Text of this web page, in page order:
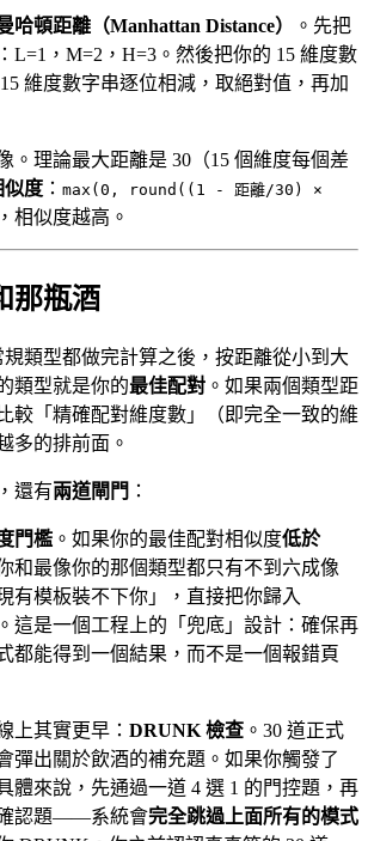
哈頓距離（Manhattan Distance）
。先把
L=1，M=2，H=3。然後把你的 15 維度數
維度數字串逐位相減，取絕對值，再加
。理論最大距離是 30（15 個維度每個差
似度 ： max(0, round((1 - 距離/30) ×
相似度越高。
那瓶酒
規類型都做完計算之後，按距離從小到大
類型就是你的最佳配對 。如果兩個類型距
較「精確配對維度數」（即完全一致的維
多的排前面。
還有兩道閘門 ：
門檻 。如果你的最佳配對相似度低於
最像你的那個類型都只有不到六成像
模板裝不下你」，直接把你歸入
這是一個工程上的「兜底」設計：確保再
都能得到一個結果，而不是一個報錯頁
上其實更早： DRUNK 檢查 。30 道正式
彈出關於飲酒的補充題。如果你觸發了
體來說，先通過一道 4 選 1 的門控題，再
認題——系統會完全跳過上面所有的模式